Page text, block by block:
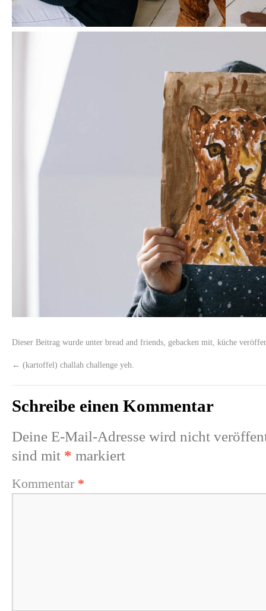
Dieser Beitrag wurde unter bread and friends gebacken mit küche
← (kartoffel) challah challenge yeh.
Schreibe einen Kommentar
Deine E-Mail-Adresse wird nicht
sind mit * markiert
Kommentar *